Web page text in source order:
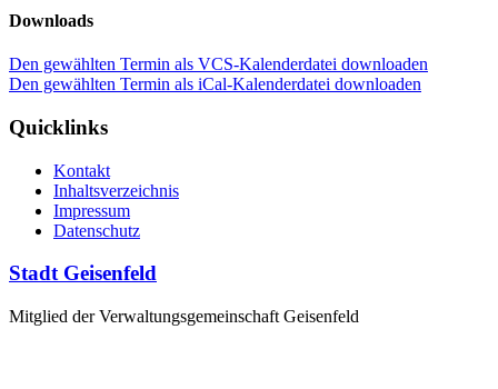
Downloads
Den gewählten Termin als VCS-Kalenderdatei downloaden
Den gewählten Termin als iCal-Kalenderdatei downloaden
Quicklinks
Kontakt
Inhaltsverzeichnis
Impressum
Datenschutz
Stadt Geisenfeld
Mitglied der Verwaltungsgemeinschaft Geisenfeld